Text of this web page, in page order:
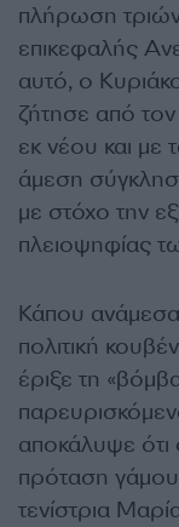
πλήρωση
επικεφαλής
αυτό, ο
ζήτησε από
εκ νέου και με
άμεση
με στόχο την
πλειοψηφίας
Κάπου ανάμεσα
πολιτική
έριξε τη
αποκάλυψε ότι
πρόταση
τενίστρια